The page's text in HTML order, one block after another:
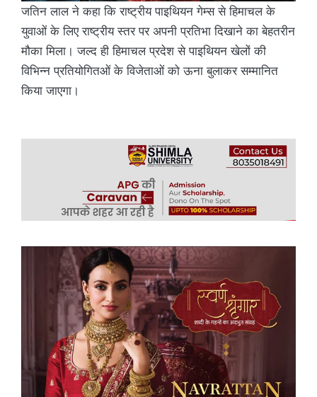
जतिन लाल ने कहा कि राष्ट्रीय पाइथियन गेम्स से हिमाचल के
युवाओं के लिए राष्ट्रीय स्तर पर अपनी प्रतिभा दिखाने का बेहतरीन
मौका मिला। जल्द ही हिमाचल प्रदेश से पाइथियन खेलों की
विभिन्न प्रतियोगितओं के विजेताओं को ऊना बुलाकर सम्मानित
किया जाएगा।